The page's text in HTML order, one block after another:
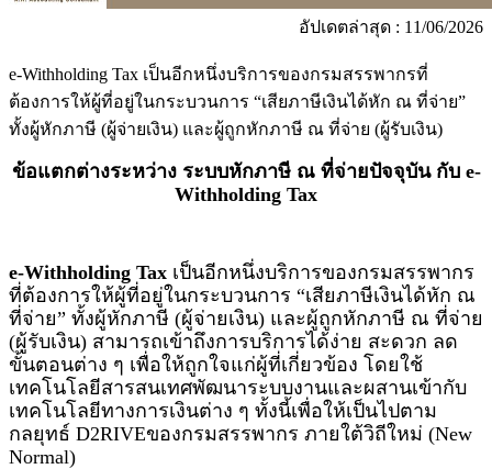
อัปเดตล่าสุด : 11/06/2026
e-Withholding Tax เป็นอีกหนึ่งบริการของกรมสรรพากรที่
ต้องการให้ผู้ที่อยู่ในกระบวนการ “เสียภาษีเงินได้หัก ณ ที่จ่าย”
ทั้งผู้หักภาษี (ผู้จ่ายเงิน) และผู้ถูกหักภาษี ณ ที่จ่าย (ผู้รับเงิน)
ข้อแตกต่างระหว่าง ระบบหักภาษี ณ ที่จ่ายปัจจุบัน กับ e-
Withholding Tax
e-Withholding Tax เป็นอีกหนึ่งบริการของกรมสรรพากร
ที่ต้องการให้ผู้ที่อยู่ในกระบวนการ “เสียภาษีเงินได้หัก ณ
ที่จ่าย” ทั้งผู้หักภาษี (ผู้จ่ายเงิน) และผู้ถูกหักภาษี ณ ที่จ่าย
(ผู้รับเงิน) สามารถเข้าถึงการบริการได้ง่าย สะดวก ลด
ขั้นตอนต่าง ๆ เพื่อให้ถูกใจแก่ผู้ที่เกี่ยวข้อง โดยใช้
เทคโนโลยีสารสนเทศพัฒนาระบบงานและผสานเข้ากับ
เทคโนโลยีทางการเงินต่าง ๆ ทั้งนี้เพื่อให้เป็นไปตาม
กลยุทธ์ D2RIVEของกรมสรรพากร ภายใต้วิถีใหม่ (New
Normal)